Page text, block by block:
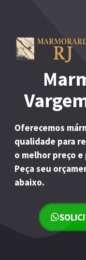
conteúdo
Oferecemos
qualidade para
o melhor preço
Peça seu
abaixo.